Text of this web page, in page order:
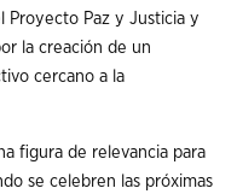
Proyecto Paz y Justicia y
la creación de un
cercano a la
figura de relevancia para
se celebren las próximas